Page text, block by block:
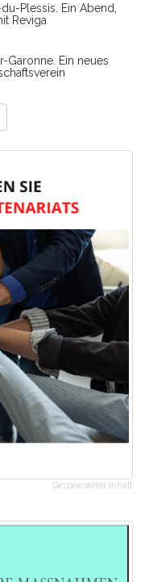
Plessis. Ein Abend,
Reviga
Garonne. Ein neues
Gesponserter Inhalt